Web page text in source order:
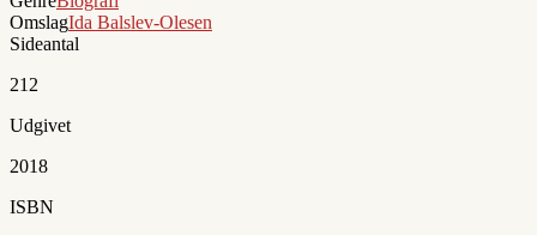
OmslagIda Balslev-Olesen
Sideantal
212
Udgivet
2018
ISBN